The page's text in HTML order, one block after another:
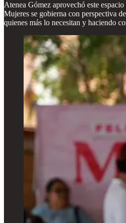
Atenea Gómez aprovechó este
Mujeres se gobierna con perspectiva
quienes más lo necesitan y haciendo